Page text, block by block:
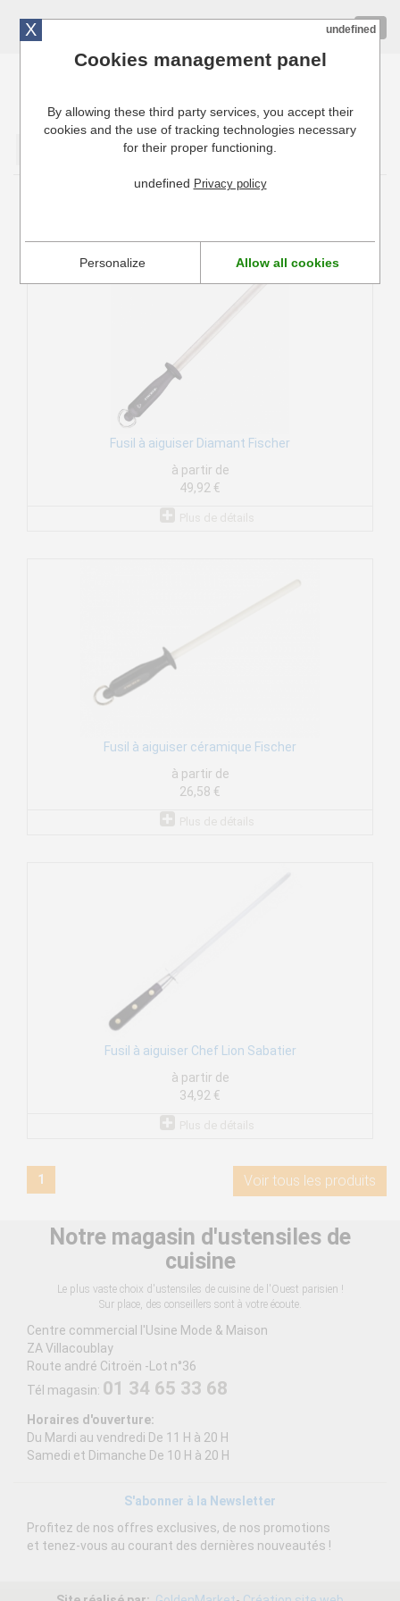
Cuisinresto: Ustensiles de cuisine pour professionnels
Fusil à aiguiser Diamant Fischer
à partir de
49,92 €
Fusil à aiguiser céramique Fischer
à partir de
26,58 €
Fusil à aiguiser Chef Lion Sabatier
à partir de
34,92 €
1 Voir tous les produits
Notre magasin d'ustensiles de
cuisine
Le plus vaste choix d'ustensiles de cuisine de l'Ouest parisien !
Sur place, des conseillers sont à votre écoute.
Centre commercial l'Usine Mode & Maison
ZA Villacoublay
Route andré Citroën -Lot n°36
Tél magasin: 01 34 65 33 68
Horaires d'ouverture:
Du Mardi au vendredi De 11 H à 20 H
Samedi et Dimanche De 10 H à 20 H
S'abonner à la Newsletter
Profitez de nos offres exclusives, de nos promotions
et tenez-vous au courant des dernières nouveautés !
X undefined
Cookies management panel
By allowing these third party services, you accept their
cookies and the use of tracking technologies necessary
for their proper functioning.
undefined Privacy policy
Personalize Allow all cookies